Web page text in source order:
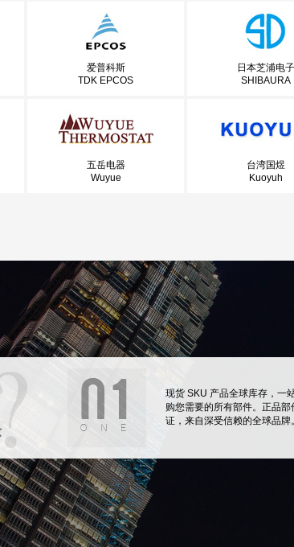
爱普科斯
TDK EPCOS
日本芝浦电子
SHIBAURA
五岳电器
Wuyue
台湾国煜
Kuoyuh
现货 SKU 产品全球库存，一
购您需要的所有部件。正品部
证，来自深受信赖的全球品牌。